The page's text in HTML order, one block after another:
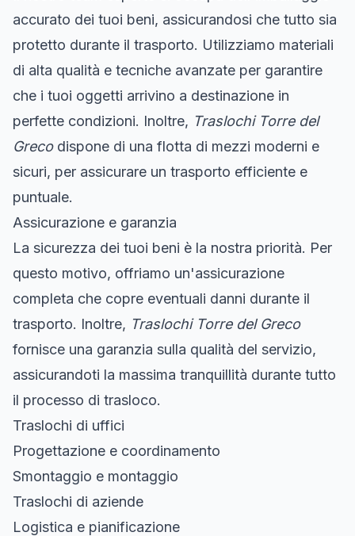
accurato dei tuoi beni, assicurandosi che tutto sia
protetto durante il trasporto. Utilizziamo materiali
di alta qualità e tecniche avanzate per garantire
che i tuoi oggetti arrivino a destinazione in
perfette condizioni. Inoltre, Traslochi Torre del
Grecodispone di una flotta di mezzi moderni e
sicuri, per assicurare un trasporto efficiente e
puntuale.
Assicurazione e garanzia
La sicurezza dei tuoi beni è la nostra priorità. Per
questo motivo, offriamo un'assicurazione
completa che copre eventuali danni durante il
trasporto. Inoltre, Traslochi Torre del Greco
fornisce una garanzia sulla qualità del servizio,
assicurandoti la massima tranquillità durante tutto
il processo di trasloco.
Traslochi di uffici
Progettazione e coordinamento
Smontaggio e montaggio
Traslochi di aziende
Logistica e pianificazione